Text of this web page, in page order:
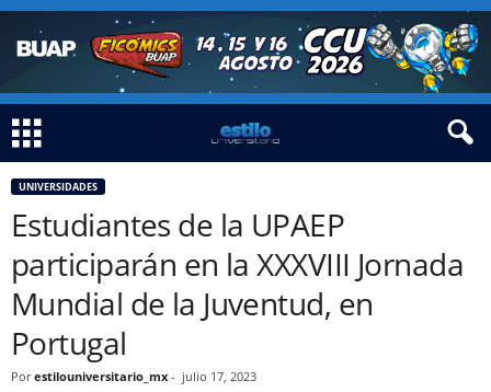
UNIVERSIDADES
Estudiantes de la UPAEP
participarán en la XXXVIII Jornada
Mundial de la Juventud, en
Portugal
Por estilouniversitario_mx - julio 17, 2023